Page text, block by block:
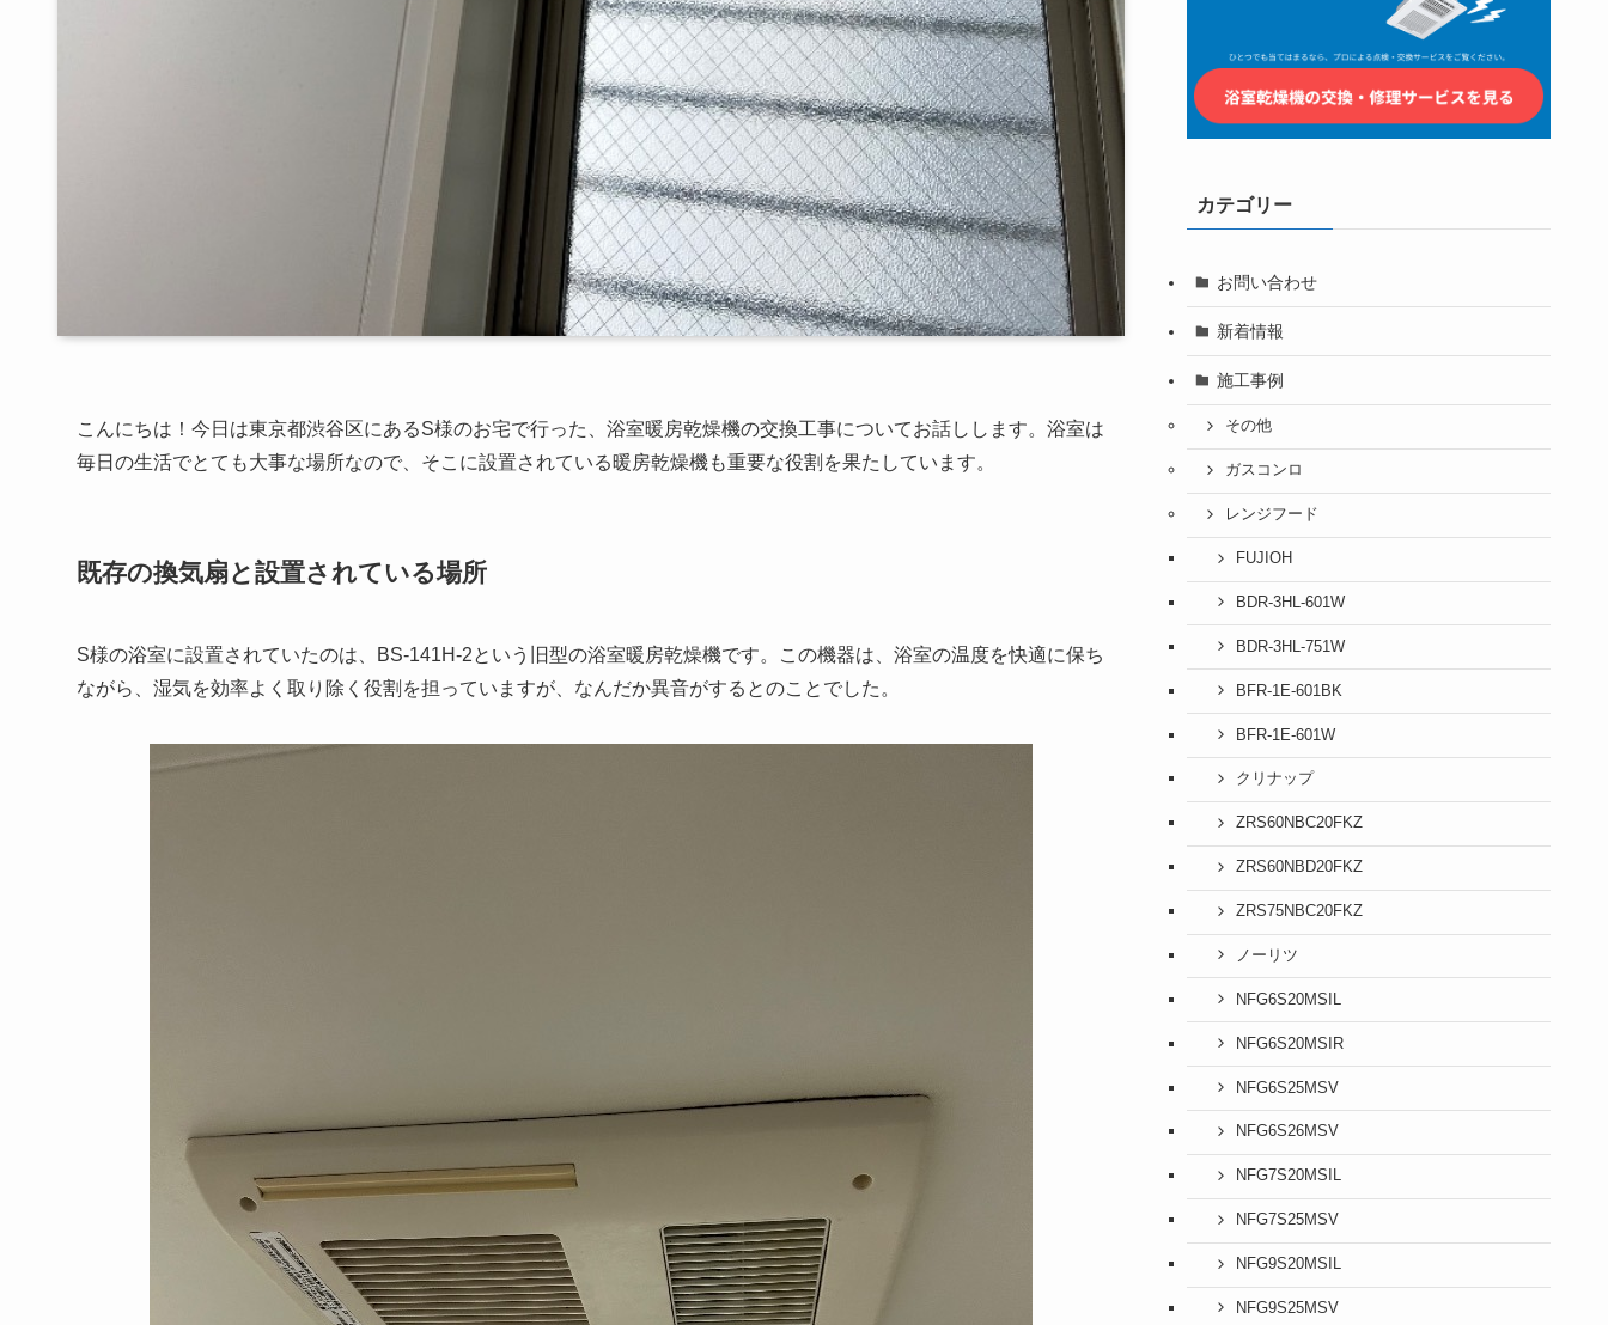
こんにちは！今日は東京都渋谷区にあるS様のお宅で行った、浴室暖房乾燥機の交換工事についてお話しします。浴室は
毎日の生活でとても大事な場所なので、そこに設置されている暖房乾燥機も重要な役割を果たしています。
既存の換気扇と設置されている場所
S様の浴室に設置されていたのは、BS-141H-2という旧型の浴室暖房乾燥機です。この機器は、浴室の温度を快適に保ち
ながら、湿気を効率よく取り除く役割を担っていますが、なんだか異音がするとのことでした。
カテゴリー
お問い合わせ
新着情報
施工事例
その他
ガスコンロ
レンジフード
FUJIOH
BDR-3HL-601W
BDR-3HL-751W
BFR-1E-601BK
BFR-1E-601W
クリナップ
ZRS60NBC20FKZ
ZRS60NBD20FKZ
ZRS75NBC20FKZ
ノーリツ
NFG6S20MSIL
NFG6S20MSIR
NFG6S25MSV
NFG6S26MSV
NFG7S20MSIL
NFG7S25MSV
NFG9S20MSIL
NFG9S25MSV